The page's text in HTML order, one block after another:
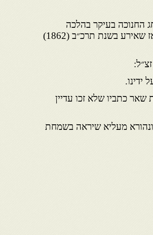
החנוכה בעיקר בהלכה
ובמנהג, שירים לחנוכה, מעשה יהודית, נס פורים של מעגאז שאירע בשנת תרכ״ב (1862)
ידינו.
שאר כתביו שלא זכו עדיין
ונהורא מעליא שיראה בשמחת